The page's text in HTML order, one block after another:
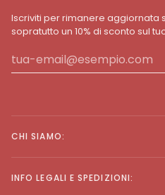
Iscriviti per rimanere aggiornata
sopratutto un 10% di sconto sul
CHI SIAMO:
INFO LEGALI E SPEDIZIONI: